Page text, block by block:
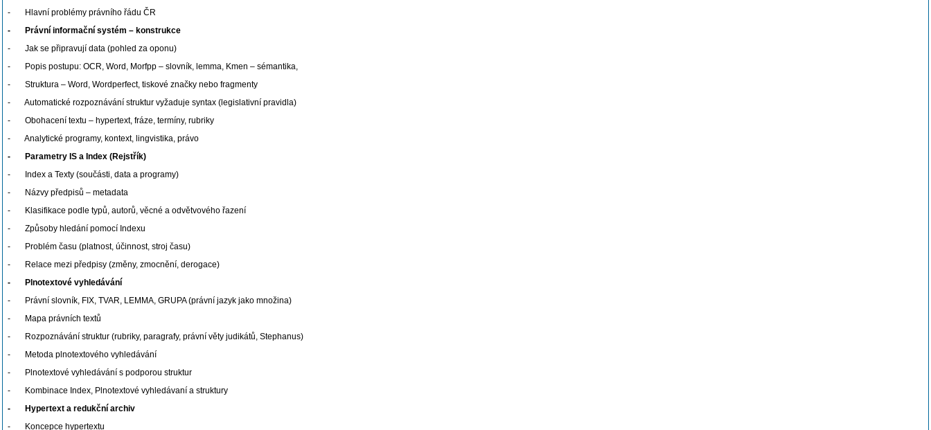
- Hlavní problémy právního řádu ČR
- Právní informační systém – konstrukce
- Jak se připravují data (pohled za oponu)
- Popis postupu: OCR, Word, Morfpp – slovník, lemma, Kmen – sémantika,
- Struktura – Word, Wordperfect, tiskové značky nebo fragmenty
- Automatické rozpoznávání struktur vyžaduje syntax (legislativní pravidla)
- Obohacení textu – hypertext, fráze, termíny, rubriky
- Analytické programy, kontext, lingvistika, právo
- Parametry IS a Index (Rejstřík)
- Index a Texty (součásti, data a programy)
- Názvy předpisů – metadata
- Klasifikace podle typů, autorů, věcné a odvětvového řazení
- Způsoby hledání pomocí Indexu
- Problém času (platnost, účinnost, stroj času)
- Relace mezi předpisy (změny, zmocnění, derogace)
- Plnotextové vyhledávání
- Právní slovník, FIX, TVAR, LEMMA, GRUPA (právní jazyk jako množina)
- Mapa právních textů
- Rozpoznávání struktur (rubriky, paragrafy, právní věty judikátů, Stephanus)
- Metoda plnotextového vyhledávání
- Plnotextové vyhledávání s podporou struktur
- Kombinace Index, Plnotextové vyhledávaní a struktury
- Hypertext a redukční archiv
- Koncepce hypertextu